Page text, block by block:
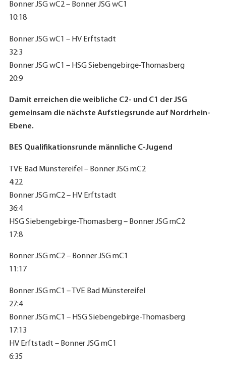
Bonner JSG wC2 – Bonner JSG wC1
10:18
Bonner JSG wC1 – HV Erftstadt
32:3
Bonner JSG wC1 – HSG Siebengebirge-Thomasberg
20:9
Damit erreichen die weibliche C2- und C1 der JSG
gemeinsam die nächste Aufstiegsrunde auf Nordrhein-
Ebene.
BES Qualifikationsrunde männliche C-Jugend
TVE Bad Münstereifel – Bonner JSG mC2
4:22
Bonner JSG mC2 – HV Erftstadt
36:4
HSG Siebengebirge-Thomasberg – Bonner JSG mC2
17:8
Bonner JSG mC2 – Bonner JSG mC1
11:17
Bonner JSG mC1 – TVE Bad Münstereifel
27:4
Bonner JSG mC1 – HSG Siebengebirge-Thomasberg
17:13
HV Erftstadt – Bonner JSG mC1
6:35